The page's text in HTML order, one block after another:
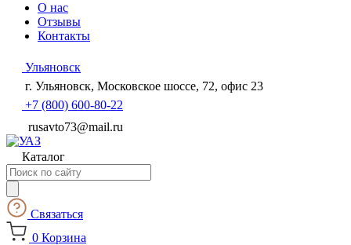
О нас
Отзывы
Контакты
Ульяновск
г. Ульяновск, Московское шоссе, 72, офис 23
+7 (800) 600-80-22
rusavto73@mail.ru
Каталог
Поиск
товаров
Связаться
0 Корзина